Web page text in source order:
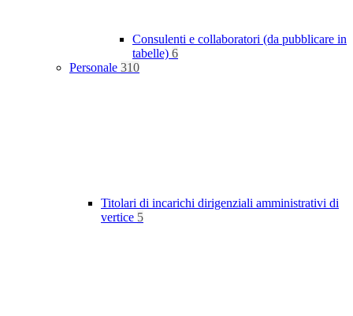
Consulenti e collaboratori (da pubblicare in
tabelle) 6
Personale 310
Titolari di incarichi dirigenziali amministrativi di
vertice 5